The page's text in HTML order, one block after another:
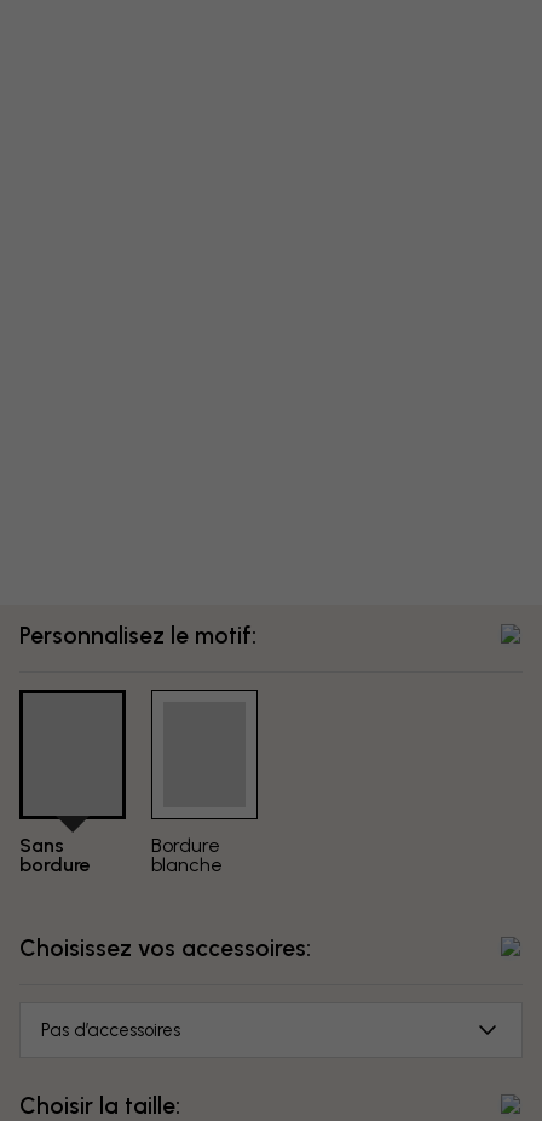
Personnalisez le motif:
Sans
bordure
Bordure
blanche
Choisissez vos accessoires:
Pas d’accessoires
Choisir la taille: